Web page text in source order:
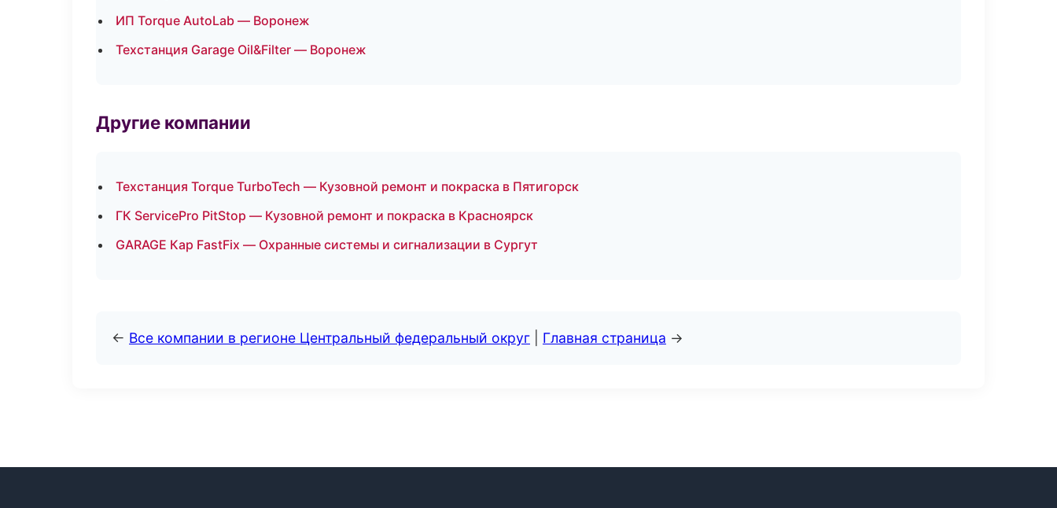
ИП Torque AutoLab — Воронеж
Техстанция Garage Oil&Filter — Воронеж
Другие компании
Техстанция Torque TurboTech — Кузовной ремонт и покраска в Пятигорск
ГК ServicePro PitStop — Кузовной ремонт и покраска в Красноярск
GARAGE Кар FastFix — Охранные системы и сигнализации в Сургут
← Все компании в регионе Центральный федеральный округ Главная страница →